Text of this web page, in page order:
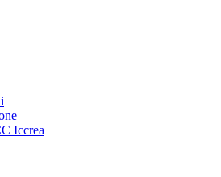
Iccrea